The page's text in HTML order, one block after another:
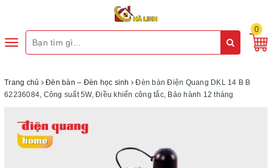
Toggle
0
Trang chủ Đèn bàn – Đèn học sinh
Đèn bàn Điện Quang DKL 14 B B
62236084, Công suất 5W, Điều khiển công tắc, Bảo hành 12 tháng